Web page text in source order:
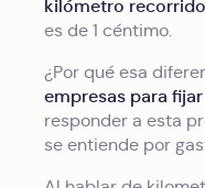
kilómetro recorrido
es de 1 céntimo.
¿Por qué esa
empresas para
responder a esta
se entiende por